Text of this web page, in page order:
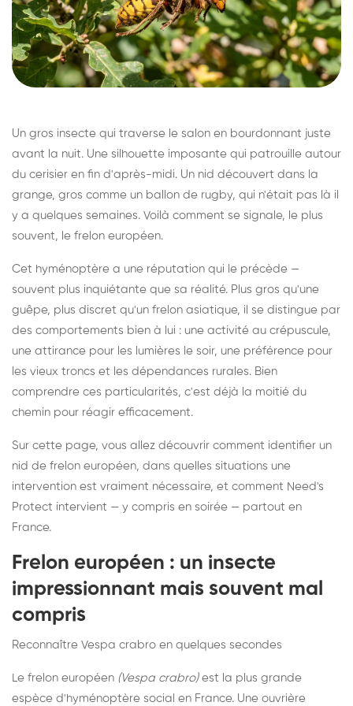
Un gros insecte qui traverse le salon en bourdonnant juste
avant la nuit. Une silhouette imposante qui patrouille autour
du cerisier en fin d'après-midi. Un nid découvert dans la
grange, gros comme un ballon de rugby, qui n'était pas là il
y a quelques semaines. Voilà comment se signale, le plus
souvent, le frelon européen.
Cet hyménoptère a une réputation qui le précède —
souvent plus inquiétante que sa réalité. Plus gros qu'une
guêpe, plus discret qu'un frelon asiatique, il se distingue par
des comportements bien à lui : une activité au crépuscule,
une attirance pour les lumières le soir, une préférence pour
les vieux troncs et les dépendances rurales. Bien
comprendre ces particularités, c'est déjà la moitié du
chemin pour réagir efficacement.
Sur cette page, vous allez découvrir comment identifier un
nid de frelon européen, dans quelles situations une
intervention est vraiment nécessaire, et comment Need's
Protect intervient — y compris en soirée — partout en
France.
Frelon européen : un insecte
impressionnant mais souvent mal
compris
Reconnaître Vespa crabro en quelques secondes
Le frelon européen (Vespa crabro)est la plus grande
espèce d'hyménoptère social en France. Une ouvrière